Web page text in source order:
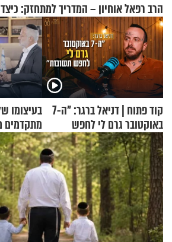
הרב רפאל אוחיון – המדריך למתחזק:
קוד פתוח | דניאל ברגר: "ה-7
באוקטובר גרם לי לחפש
תשובות"
בעיצומו
מתקדמים
גרוסמן